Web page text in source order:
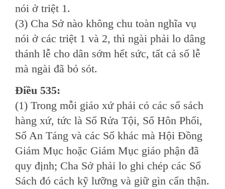
nói ở triệt 1.
(3) Cha Sở nào không chu toàn nghĩa vụ
nói ở các triệt 1 và 2, thì ngài phải lo dâng
thánh lễ cho dân sớm hết sức, tất cả số lễ
mà ngài đã bỏ sót.
Ðiều 535:
(1) Trong mỗi giáo xứ phải có các sổ sách
hàng xứ, tức là Sổ Rửa Tội, Sổ Hôn Phối,
Sổ An Táng và các Sổ khác mà Hội Ðồng
Giám Mục hoặc Giám Mục giáo phận đã
quy định; Cha Sở phải lo ghi chép các Sổ
Sách đó cách kỹ lưỡng và giữ gìn cẩn thận.